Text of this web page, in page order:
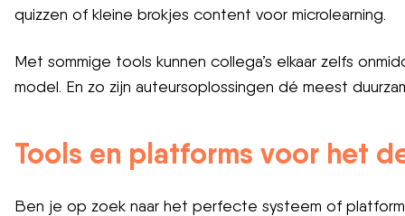
quizzen of kleine brokjes content voor microlearning.
Met sommige tools kunnen collega’s elkaar zelfs
model. En zo zijn auteursoplossingen dé meest
Tools en platforms voor het
Ben je op zoek naar het perfecte systeem of platform